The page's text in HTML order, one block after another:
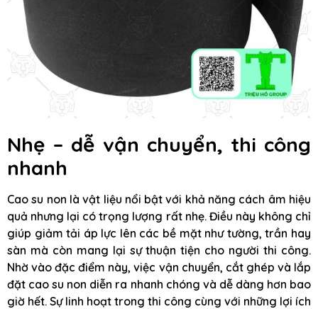
Nhẹ – dễ vận chuyển, thi công
nhanh
Cao su non là vật liệu nổi bật với khả năng cách âm hiệu
quả nhưng lại có trọng lượng rất nhẹ. Điều này không chỉ
giúp giảm tải áp lực lên các bề mặt như tường, trần hay
sàn mà còn mang lại sự thuận tiện cho người thi công.
Nhờ vào đặc điểm này, việc vận chuyển, cắt ghép và lắp
đặt cao su non diễn ra nhanh chóng và dễ dàng hơn bao
giờ hết. Sự linh hoạt trong thi công cùng với những lợi ích